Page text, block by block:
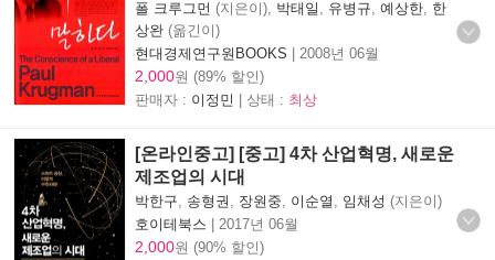
폴 크루그먼 (지은이), 박태일 유병규 예상한 한
상완 (옮긴이)
현대경제연구원BOOKS | 2008년 06월
2,000원 (89% 할인)
판매자 : 이정민 | 상태 : 최상
[온라인중고] [중고] 4차 산업혁명, 새로운
제조업의 시대
박한구 송형권 장원중 이순열 임채성 (지은이)
호이테북스 | 2017년 06월
2,000원 (90% 할인)